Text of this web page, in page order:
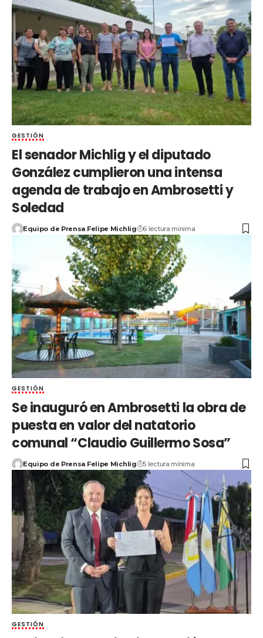
GESTIÓN
El senador Michlig y el diputado
González cumplieron una intensa
agenda de trabajo en Ambrosetti y
Soledad
Equipo de Prensa Felipe Michlig 6 lectura mínima
GESTIÓN
Se inauguró en Ambrosetti la obra de
puesta en valor del natatorio
comunal “Claudio Guillermo Sosa”
Equipo de Prensa Felipe Michlig 5 lectura mínima
GESTIÓN